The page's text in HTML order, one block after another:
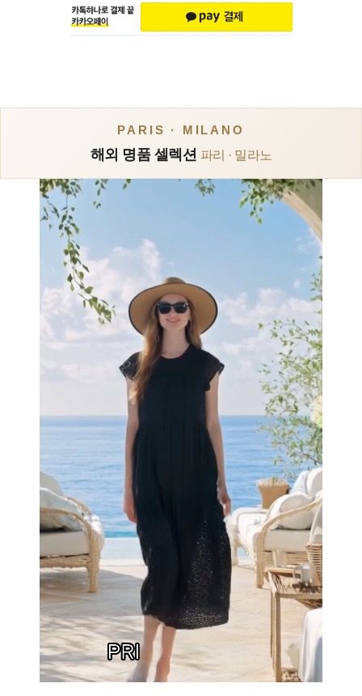
PARIS · MILANO
해외 명품 셀렉션 파리 · 밀라노